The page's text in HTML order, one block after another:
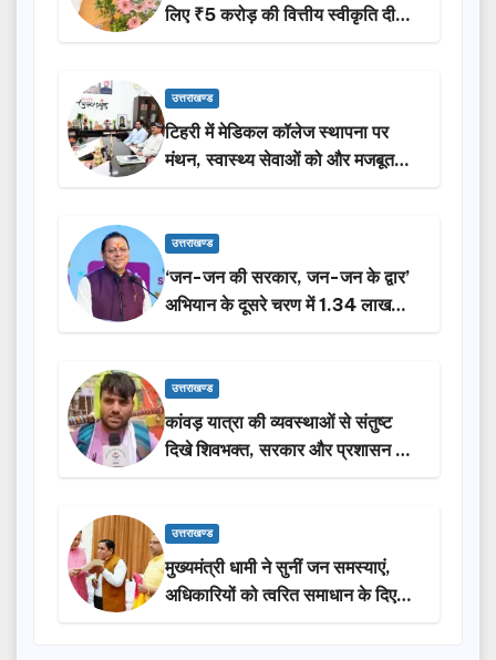
लिए ₹5 करोड़ की वित्तीय स्वीकृति दी…
उत्तराखण्ड
टिहरी में मेडिकल कॉलेज स्थापना पर
मंथन, स्वास्थ्य सेवाओं को और मजबूत
करेगी सरकार: मुख्यमंत्री धामी…
उत्तराखण्ड
‘जन-जन की सरकार, जन-जन के द्वार’
अभियान के दूसरे चरण में 1.34 लाख
लोगों की भागीदारी…
उत्तराखण्ड
कांवड़ यात्रा की व्यवस्थाओं से संतुष्ट
दिखे शिवभक्त, सरकार और प्रशासन की
सराहना…
उत्तराखण्ड
मुख्यमंत्री धामी ने सुनीं जन समस्याएं,
अधिकारियों को त्वरित समाधान के दिए
निर्देश